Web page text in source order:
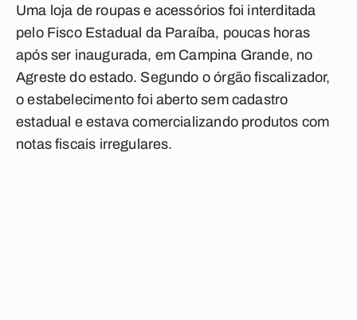
Uma loja de roupas e acessórios foi interditada
pelo Fisco Estadual da Paraíba, poucas horas
após ser inaugurada, em Campina Grande, no
Agreste do estado. Segundo o órgão fiscalizador,
o estabelecimento foi aberto sem cadastro
estadual e estava comercializando produtos com
notas fiscais irregulares.